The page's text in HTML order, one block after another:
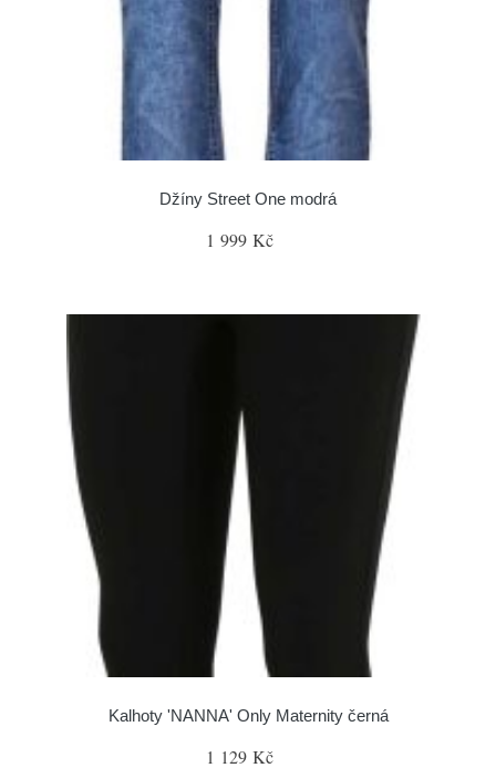
Džíny Street One modrá
1 999 Kč
Kalhoty 'NANNA' Only Maternity černá
1 129 Kč